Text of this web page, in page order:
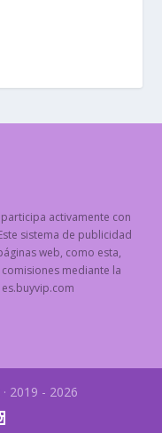
activamente con
sistema de publicidad
web, como esta,
mediante la
2019 - 2026